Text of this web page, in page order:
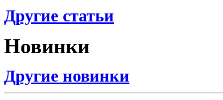
Другие статьи
Новинки
Другие новинки